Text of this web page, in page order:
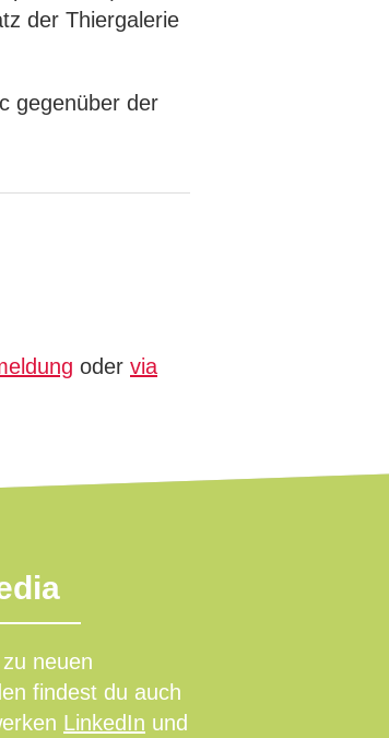
der Thiergalerie
gegenüber der
oder via
neuen
findest du auch
LinkedIn und